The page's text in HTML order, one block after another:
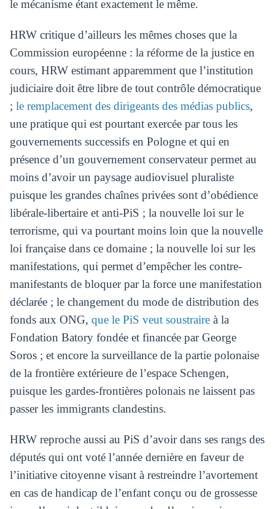
le mécanisme étant exactement le même.
HRW critique d’ailleurs les mêmes choses que la
Commission européenne : la réforme de la justice en
cours, HRW estimant apparemment que l’institution
judiciaire doit être libre de tout contrôle démocratique
; le remplacement des dirigeants des médias publics,
une pratique qui est pourtant exercée par tous les
gouvernements successifs en Pologne et qui en
présence d’un gouvernement conservateur permet au
moins d’avoir un paysage audiovisuel pluraliste
puisque les grandes chaînes privées sont d’obédience
libérale-libertaire et anti-PiS ; la nouvelle loi sur le
terrorisme, qui va pourtant moins loin que la nouvelle
loi française dans ce domaine ; la nouvelle loi sur les
manifestations, qui permet d’empêcher les contre-
manifestants de bloquer par la force une manifestation
déclarée ; le changement du mode de distribution des
fonds aux ONG, que le PiS veut soustraireà la
Fondation Batory fondée et financée par George
Soros ; et encore la surveillance de la partie polonaise
de la frontière extérieure de l’espace Schengen,
puisque les gardes-frontières polonais ne laissent pas
passer les immigrants clandestins.
HRW reproche aussi au PiS d’avoir dans ses rangs des
députés qui ont voté l’année dernière en faveur de
l’initiative citoyenne visant à restreindre l’avortement
en cas de handicap de l’enfant conçu ou de grossesse